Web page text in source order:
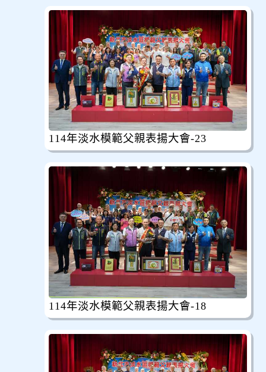
114年淡水模範父親表揚大會-23
114年淡水模範父親表揚大會-18